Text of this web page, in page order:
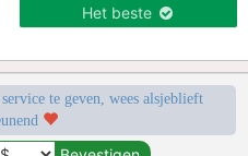
Het beste
te geven, wees alsjeblieft